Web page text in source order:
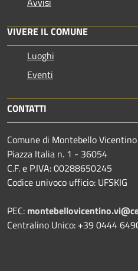
VIVERE IL COMUNE
Luoghi
Eventi
CONTATTI
Comune di Montebello Vicentino
Piazza Italia n. 1 - 36054
C.F. e P.IVA: 00288650245
Codice univoco ufficio: UFSKIG
PEC:
Centralino Unico: +39 0444